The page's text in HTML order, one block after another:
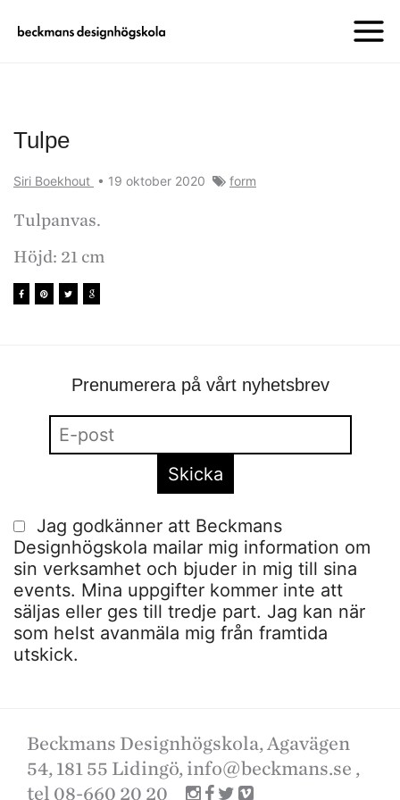
Tulpe
Siri Boekhout • 19 oktober 2020 form
Tulpanvas.
Höjd: 21 cm
Prenumerera på vårt nyhetsbrev
Jag godkänner att Beckmans
Designhögskola mailar mig information om
sin verksamhet och bjuder in mig till sina
events. Mina uppgifter kommer inte att
säljas eller ges till tredje part. Jag kan när
som helst avanmäla mig från framtida
utskick.
Beckmans Designhögskola, Agavägen
54, 181 55 Lidingö, info@beckmans.se ,
tel 08-660 20 20